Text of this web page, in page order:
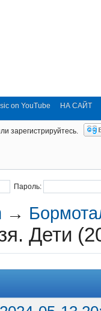
НА САЙТ
зарегистрируйтесь.
Пароль:
→
Дети